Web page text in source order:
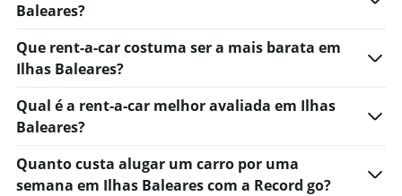
Baleares?
Que rent-a-car costuma ser a mais barata em
Ilhas Baleares?
Qual é a rent-a-car melhor avaliada em Ilhas
Baleares?
Quanto custa alugar um carro por uma
semana em Ilhas Baleares com a Record go?